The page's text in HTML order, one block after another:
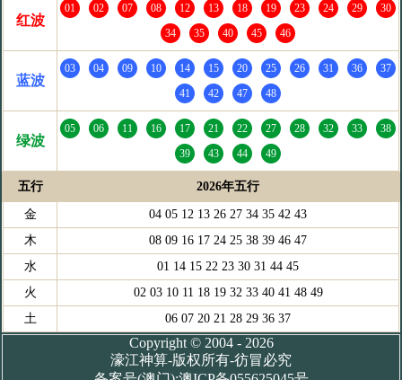
红波
01 02 07 08 12 13 18 19 23 24 29
30
34
35 40 45 46
蓝波
03 04 09 10 14 15 20 25 26 31 36
37
41
42 47 48
绿波
05 06 11 16 17 21 22 27 28 32 33
38
39
43 44 49
五行 2026年五行
金
04 05 12 13 26 27 34 35 42 43
木
08 09 16 17 24 25 38 39 46 47
水
01 14 15 22 23 30 31 44 45
火
02 03 10 11 18 19 32 33 40 41 48 49
土
06 07 20 21 28 29 36 37
Copyright © 2004 - 2026
濠江神算-版权所有-彷冒必究